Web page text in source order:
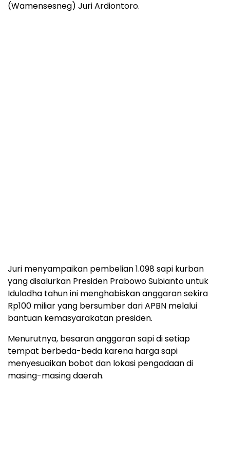
(Wamensesneg) Juri Ardiontoro.
Juri menyampaikan pembelian 1.098 sapi kurban
yang disalurkan Presiden Prabowo Subianto untuk
Iduladha tahun ini menghabiskan anggaran sekira
Rp100 miliar yang bersumber dari APBN melalui
bantuan kemasyarakatan presiden.
Menurutnya, besaran anggaran sapi di setiap
tempat berbeda-beda karena harga sapi
menyesuaikan bobot dan lokasi pengadaan di
masing-masing daerah.